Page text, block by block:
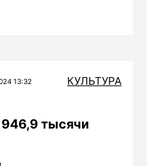
13:32 КУЛЬТУРА
946,9 тысячи